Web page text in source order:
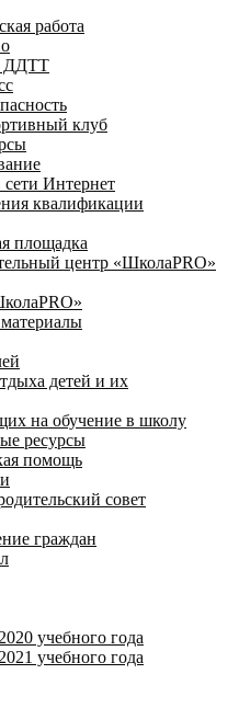
работа
ДДТТ
клуб
сети Интернет
квалификации
площадка
центр «ШколаPRO»
детей и их
на обучение в школу
ресурсы
помощь
совет
граждан
учебного года
учебного года